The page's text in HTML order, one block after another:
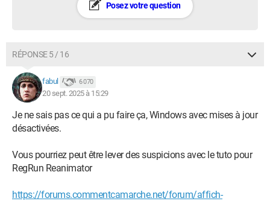
Posez votre question
RÉPONSE 5 / 16
fabul 6 070
20 sept. 2025 à 15:29
Je ne sais pas ce qui a pu faire ça, Windows avec mises à jour
désactivées.
Vous pourriez peut être lever des suspicions avec le tuto pour
RegRun Reanimator
https://forums.commentcamarche.net/forum/affich-